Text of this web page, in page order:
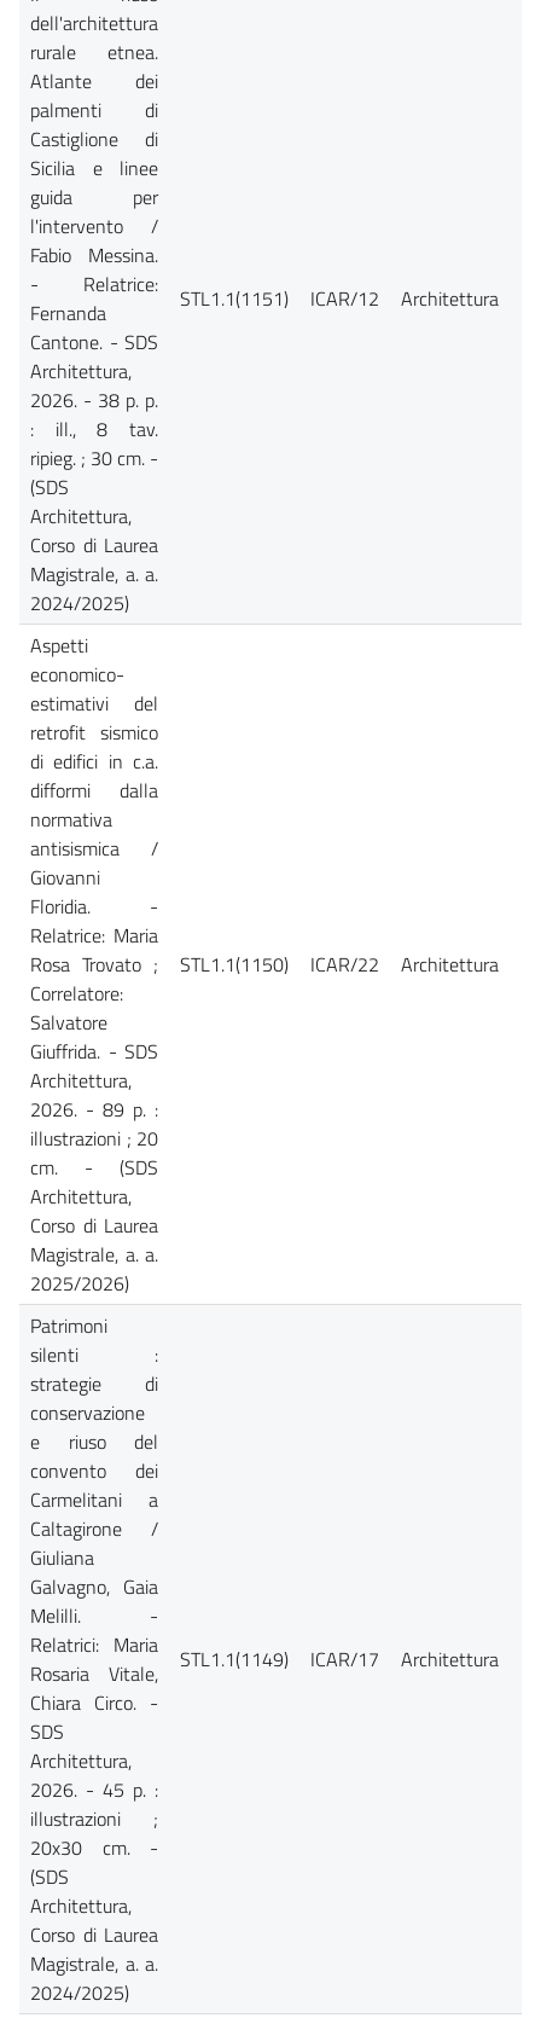
dell'architettura
rurale etnea.
Atlante dei
palmenti di
Castiglione di
Sicilia e linee
guida per
l'intervento /
Fabio Messina.
- Relatrice:
Fernanda
Cantone. - SDS
Architettura,
2026. - 38 p. p.
: ill., 8 tav.
ripieg. ; 30 cm. -
(SDS
Architettura,
Corso di Laurea
Magistrale, a. a.
2024/2025)
STL1.1(1151) ICAR/12 Architettura
Aspetti
economico-
estimativi del
retrofit sismico
di edifici in c.a.
difformi dalla
normativa
antisismica /
Giovanni
Floridia. -
Relatrice: Maria
Rosa Trovato ;
Correlatore:
Salvatore
Giuffrida. - SDS
Architettura,
2026. - 89 p. :
illustrazioni ; 20
cm. - (SDS
Architettura,
Corso di Laurea
Magistrale, a. a.
2025/2026)
STL1.1(1150) ICAR/22 Architettura
Patrimoni
silenti :
strategie di
conservazione
e riuso del
convento dei
Carmelitani a
Caltagirone /
Giuliana
Galvagno, Gaia
Melilli. -
Relatrici: Maria
Rosaria Vitale,
Chiara Circo. -
SDS
Architettura,
2026. - 45 p. :
illustrazioni ;
20x30 cm. -
(SDS
Architettura,
Corso di Laurea
Magistrale, a. a.
2024/2025)
STL1.1(1149) ICAR/17 Architettura